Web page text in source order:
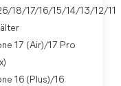
18/17/16/15/14/13/12/11
17 (Air)/17 Pro
16 (Plus)/16